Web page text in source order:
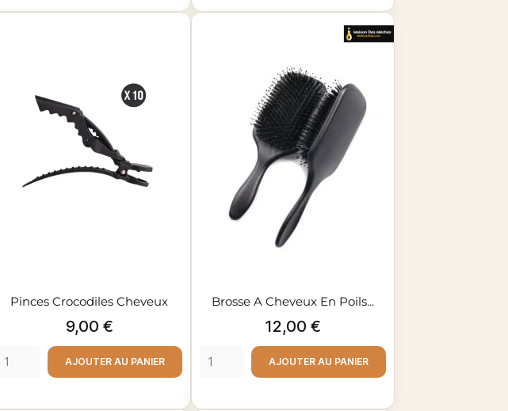
Pinces Crocodiles Cheveux
Prix
9,00 €
AJOUTER AU PANIER
Brosse A Cheveux En Poils...
Prix
12,00 €
AJOUTER AU PANIER